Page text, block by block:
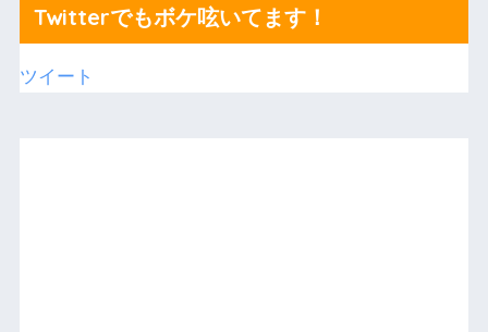
Twitterでもボケ呟いてます！
ツイート